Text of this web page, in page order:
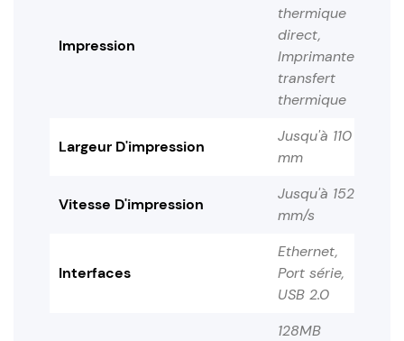
Impression
thermique
direct,
Imprimante
transfert
thermique
Largeur D'impression
Jusqu'à 110
mm
Vitesse D'impression
Jusqu'à 152
mm/s
Interfaces
Ethernet,
Port série,
USB 2.0
128MB